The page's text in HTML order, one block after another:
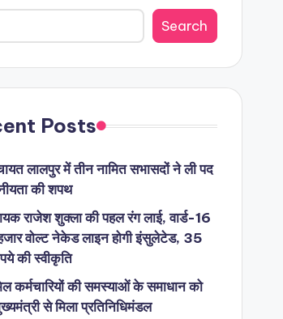
Search
Posts
लालपुर में तीन नामित सभासदों ने ली पद
की शपथ
राजेश शुक्ला की पहल रंग लाई, वार्ड-16
वोल्ट नेकेड लाइन होगी इंसुलेटेड, 35
की स्वीकृति
कर्मचारियों की समस्याओं के समाधान को
से मिला प्रतिनिधिमंडल